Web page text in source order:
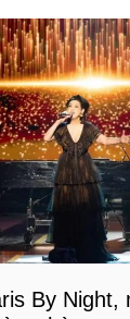
By Night,